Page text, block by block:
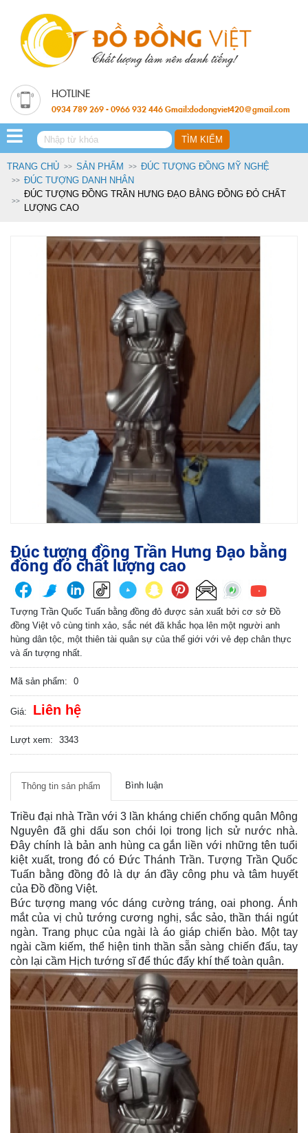
0934 789 269 - 0966 932 446 Gmail:dodongviet420@gmail.com
TRANG CHỦ SẢN PHẨM
ĐÚC TƯỢNG ĐỒNG MỸ NGHỆ
ĐÚC TƯỢNG DANH NHÂN
ĐÚC TƯỢNG ĐỒNG TRẦN HƯNG ĐẠO BẰNG ĐỒNG ĐỎ CHẤT
LƯỢNG CAO
Đúc tượng đồng Trần Hưng Đạo bằng
đồng đỏ chất lượng cao
Tượng Trần Quốc Tuấn bằng đồng đỏ được sản xuất bởi cơ sở Đồ
đồng Việt vô cùng tinh xảo, sắc nét đã khắc họa lên một người anh
hùng dân tộc, một thiên tài quân sự của thế giới với vẻ đẹp chân thực
và ấn tượng nhất.
Mã sản phẩm: 0
Giá: Liên hệ
Lượt xem: 3343
Thông tin sản phẩm Bình luận
Triều đại nhà Trần với 3 lần kháng chiến chống quân Mông
Nguyên đã ghi dấu son chói lọi trong lịch sử nước nhà.
Đây chính là bản anh hùng ca gắn liền với những tên tuổi
kiệt xuất, trong đó có Đức Thánh Trần. Tượng Trần Quốc
Tuấn bằng đồng đỏ là dự án đầy công phu và tâm huyết
của Đồ đồng Việt.
Bức tượng mang vóc dáng cường tráng, oai phong. Ánh
mắt của vị chủ tướng cương nghị, sắc sảo, thần thái ngút
ngàn. Trang phục của ngài là áo giáp chiến bào. Một tay
ngài cầm kiếm, thể hiện tinh thần sẵn sàng chiến đấu, tay
còn lại cầm Hịch tướng sĩ để thúc đẩy khí thế toàn quân.